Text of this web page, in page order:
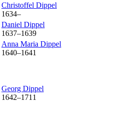
Christoffel Dippel
1634–
Daniel Dippel
1637–1639
Anna Maria Dippel
1640–1641
Georg Dippel
1642–1711